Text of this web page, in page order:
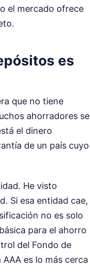
el mercado ofrece
es
que no tiene
ahorradores se
el dinero
de un país cuyo
He visto
Si esa entidad cae,
no es solo
para el ahorro
del Fondo de
es lo más cerca